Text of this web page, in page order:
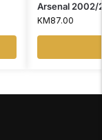
Arsenal 2002/
KM87.00